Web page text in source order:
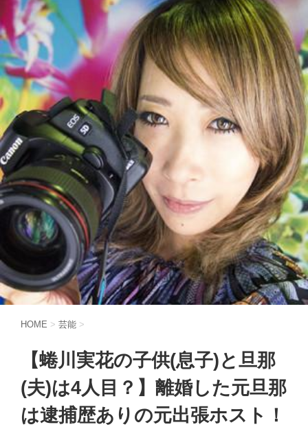
HOME > 芸能 >
【蜷川実花の子供(息子)と旦那
(夫)は4人目？】離婚した元旦那
は逮捕歴ありの元出張ホスト！